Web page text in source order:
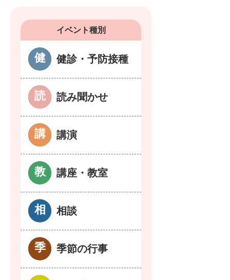
イベント種別
健診・予防接種
読み聞かせ
講演
講座・教室
相談
季節の行事